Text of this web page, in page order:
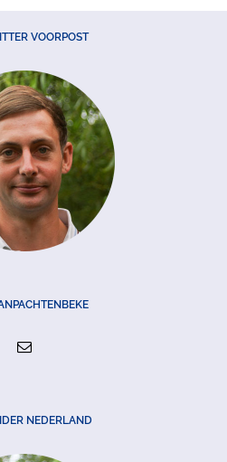
VOORPOST
NEDERLAND